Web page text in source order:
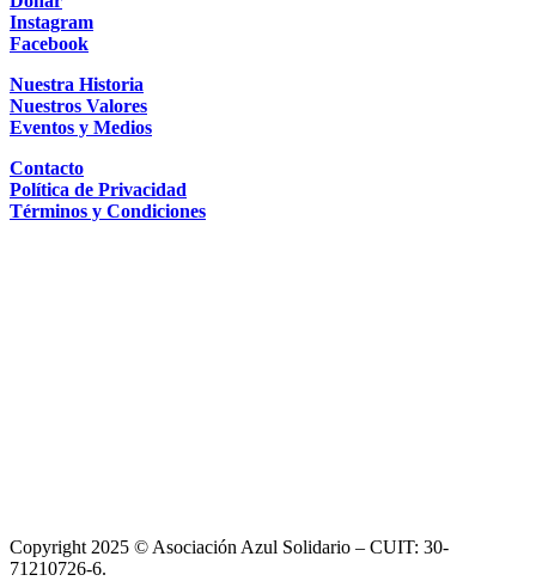
Instagram
Facebook
Nuestra Historia
Nuestros Valores
Eventos y Medios
Contacto
Política de Privacidad
Términos y Condiciones
Copyright 2025 © Asociación Azul Solidario – CUIT: 30-
71210726-6.